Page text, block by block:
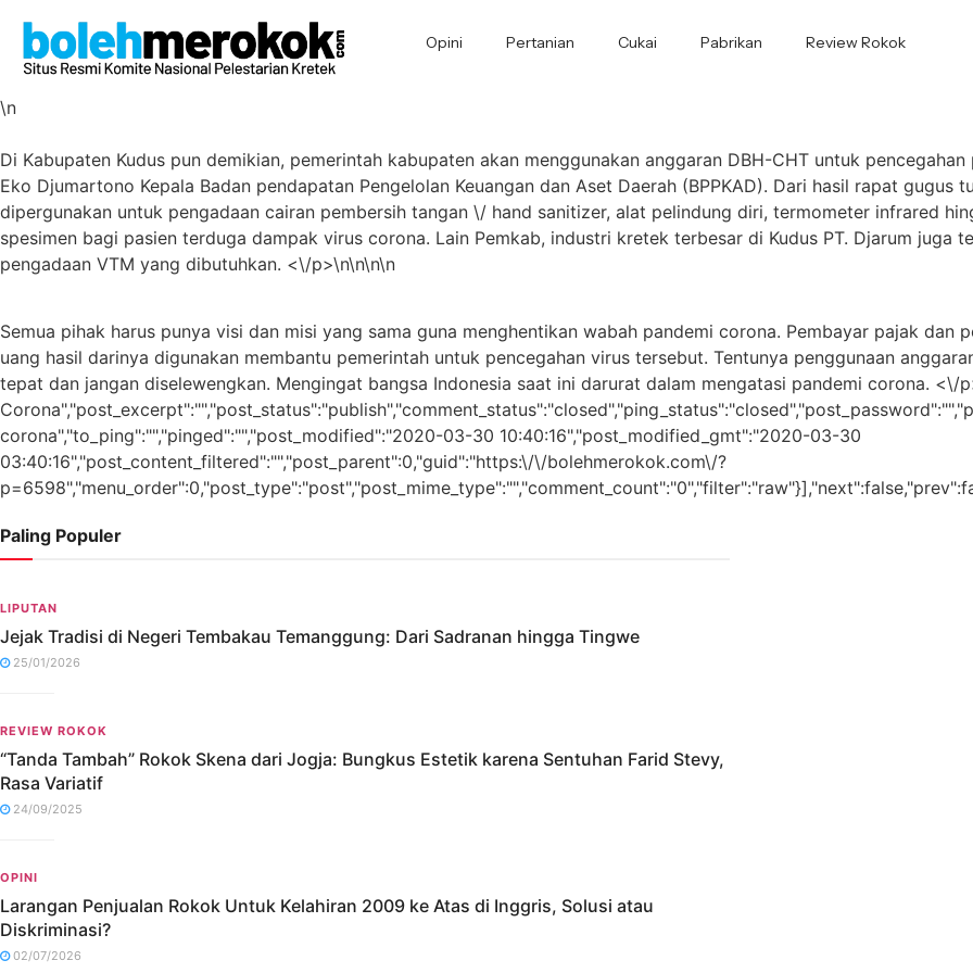
Opini Pertanian Cukai Pabrikan Review Rokok
\n
Di Kabupaten Kudus pun demikian, pemerintah kabupaten akan menggunakan anggaran DBH-CHT untuk
Eko Djumartono Kepala Badan pendapatan Pengelolan Keuangan dan Aset Daerah (BPPKAD). Dari hasil rapat gugus
dipergunakan untuk pengadaan cairan pembersih tangan \/ hand sanitizer, alat pelindung diri, termometer infrared
spesimen bagi pasien terduga dampak virus corona. Lain Pemkab, industri kretek terbesar di Kudus PT. Djarum juga
pengadaan VTM yang dibutuhkan. <\/p>\n\n\n\n
Semua pihak harus punya visi dan misi yang sama guna menghentikan wabah pandemi corona. Pembayar pajak dan
uang hasil darinya digunakan membantu pemerintah untuk pencegahan virus tersebut. Tentunya penggunaan
tepat dan jangan diselewengkan. Mengingat bangsa Indonesia saat ini darurat dalam mengatasi pandemi corona. <\/
corona","to_ping":"","pinged":"","post_modified":"2020-03-30 10:40:16","post_modified_gmt":"2020-03-30
03:40:16","post_content_filtered":"","post_parent":0,"guid":"https:\/\/bolehmerokok.com\/?
Paling Populer
LIPUTAN
Jejak Tradisi di Negeri Tembakau Temanggung: Dari Sadranan hingga Tingwe
25/01/2026
REVIEW ROKOK
“Tanda Tambah” Rokok Skena dari Jogja: Bungkus Estetik karena Sentuhan Farid Stevy,
Rasa Variatif
24/09/2025
OPINI
Larangan Penjualan Rokok Untuk Kelahiran 2009 ke Atas di Inggris, Solusi atau
Diskriminasi?
02/07/2026